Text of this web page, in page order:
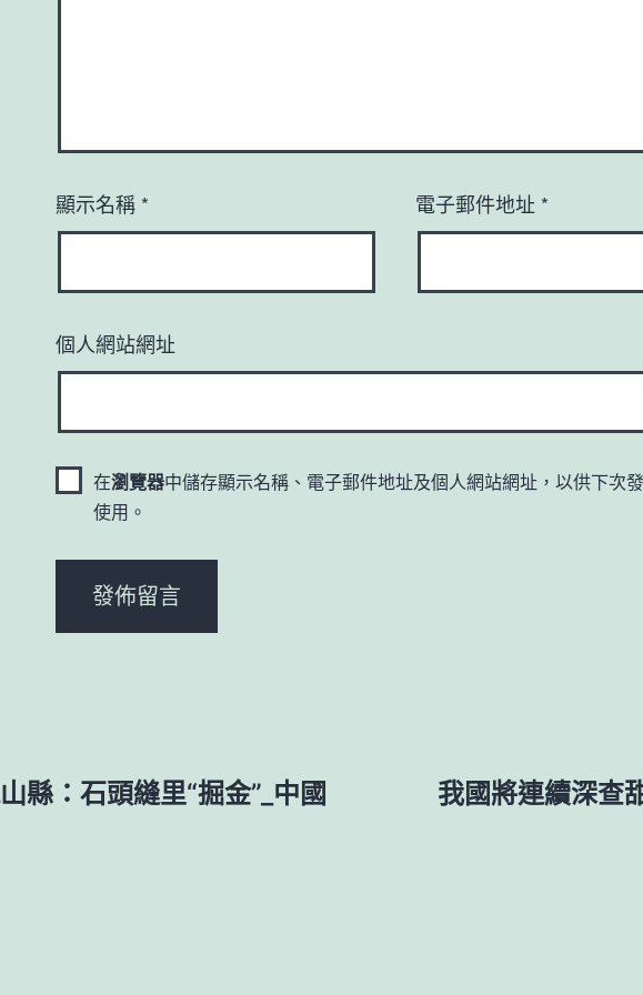
顯示名稱 * 電子郵件地址 *
個人網站網址
在瀏覽器中儲存顯示名稱、電子郵件地址及個人網站網址，以供下次
使用。
縣：石頭縫里“掘金”_中國
我國將連續深查